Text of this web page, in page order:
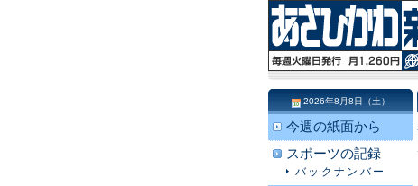
2026年8月8日（土）
今週の紙面から
スポーツの記録
バックナンバー